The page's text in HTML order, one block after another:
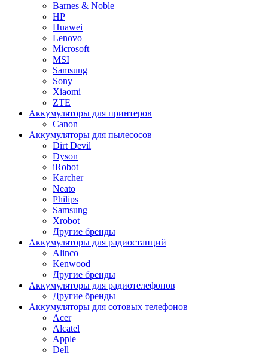
Barnes & Noble
HP
Huawei
Lenovo
Microsoft
MSI
Samsung
Sony
Xiaomi
ZTE
Аккумуляторы для принтеров
Canon
Аккумуляторы для пылесосов
Dirt Devil
Dyson
iRobot
Karcher
Neato
Philips
Samsung
Xrobot
Другие бренды
Аккумуляторы для радиостанций
Alinco
Kenwood
Другие бренды
Аккумуляторы для радиотелефонов
Другие бренды
Аккумуляторы для сотовых телефонов
Acer
Alcatel
Apple
Dell